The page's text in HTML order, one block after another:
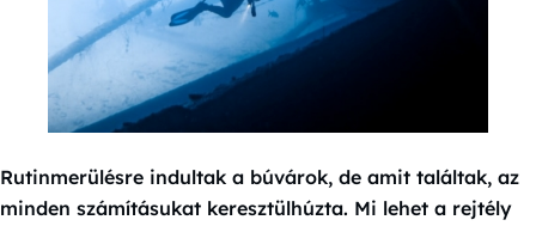
Rutinmerülésre indultak a búvárok, de amit találtak, az
minden számításukat keresztülhúzta. Mi lehet a rejtély